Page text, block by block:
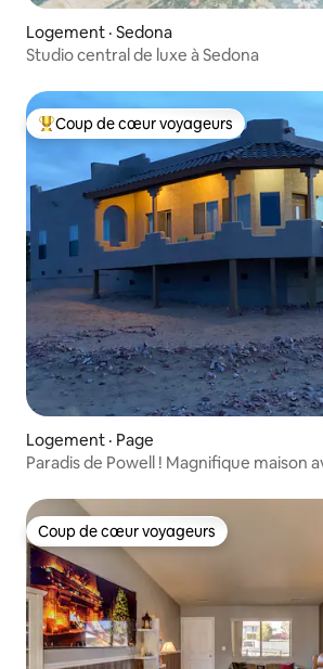
Logement · Sedona
Studio central de luxe à Sedona
Coup de cœur voyageurs parmi les plus
Coup de cœur voyageurs
Logement · Page
Paradis de Powell ! Magnifique maison
Coup de cœur voyageurs
Coup de cœur voyageurs